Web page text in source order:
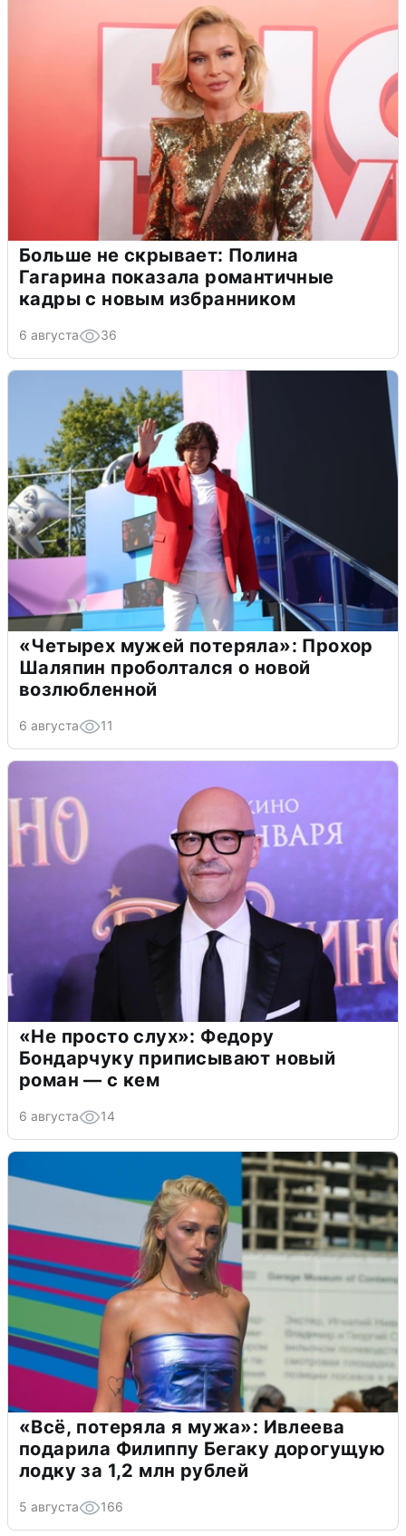
Больше не скрывает: Полина
Гагарина показала романтичные
кадры с новым избранником
6 августа 36
«Четырех мужей потеряла»: Прохор
Шаляпин проболтался о новой
возлюбленной
6 августа 11
«Не просто слух»: Федору
Бондарчуку приписывают новый
роман — с кем
6 августа 14
«Всё, потеряла я мужа»: Ивлеева
подарила Филиппу Бегаку дорогущую
лодку за 1,2 млн рублей
5 августа 166